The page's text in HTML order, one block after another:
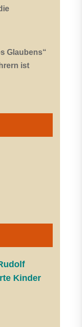
Glaubens“
ist
Kinder